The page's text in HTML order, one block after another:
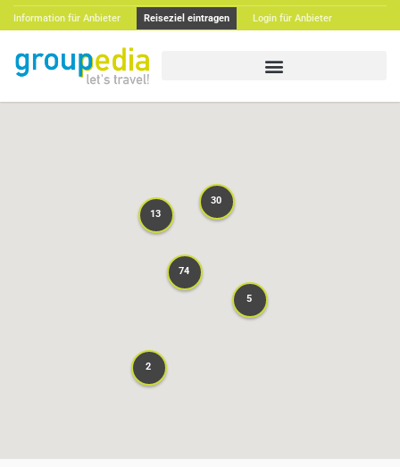
Information für Anbieter Reiseziel eintragen Login für Anbieter
74
30
13
2
5
74
30
13
2
5